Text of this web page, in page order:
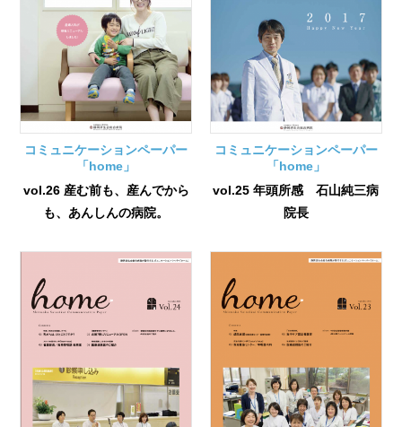
コミュニケーションペーパー
「home」
vol.26 産む前も、産んでから
も、あんしんの病院。
コミュニケーションペーパー
「home」
vol.25 年頭所感 石山純三病
院長